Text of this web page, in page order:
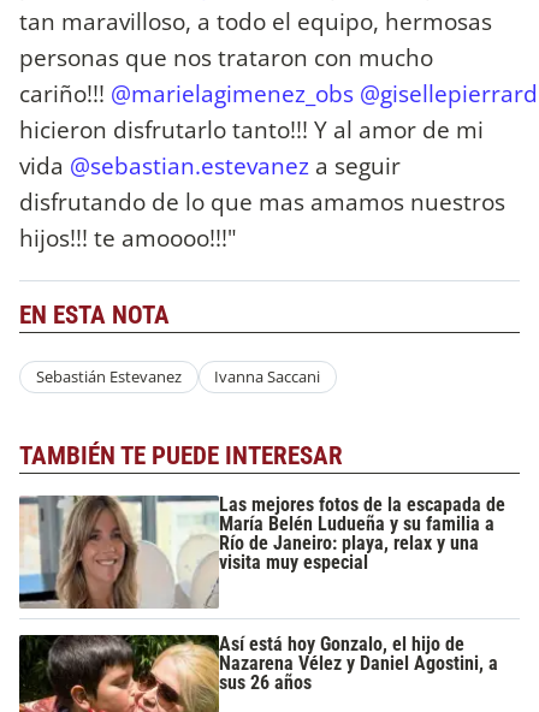
tan maravilloso, a todo el equipo, hermosas
personas que nos trataron con mucho
cariño!!! @marielagimenez_obs @gisellepierrard
hicieron disfrutarlo tanto!!! Y al amor de mi
vida @sebastian.estevanez a seguir
disfrutando de lo que mas amamos nuestros
hijos!!! te amoooo!!!"
EN ESTA NOTA
Sebastián Estevanez Ivanna Saccani
TAMBIÉN TE PUEDE INTERESAR
Las mejores fotos de la escapada de
María Belén Ludueña y su familia a
Río de Janeiro: playa, relax y una
visita muy especial
Así está hoy Gonzalo, el hijo de
Nazarena Vélez y Daniel Agostini, a
sus 26 años